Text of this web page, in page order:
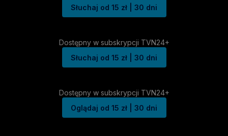
Słuchaj od 15 zł | 30 dni
Dostępny w subskrypcji TVN24+
Słuchaj od 15 zł | 30 dni
Dostępny w subskrypcji TVN24+
Oglądaj od 15 zł | 30 dni